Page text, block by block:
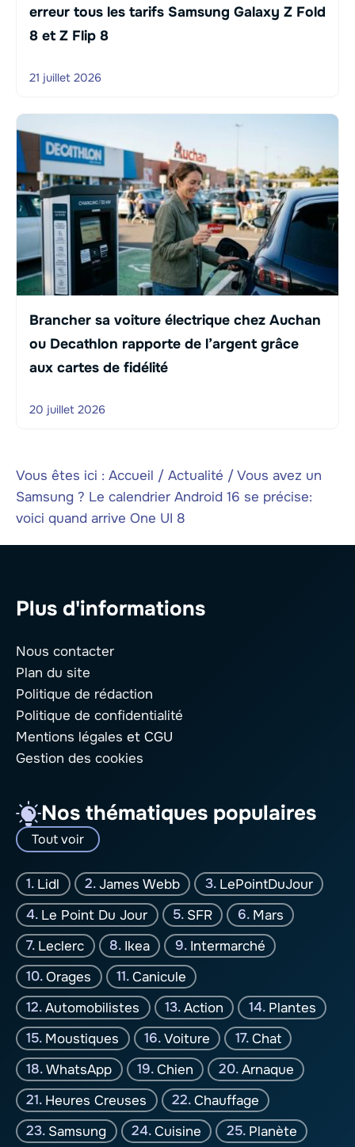
erreur tous les tarifs Samsung Galaxy Z Fold
8 et Z Flip 8
21 juillet 2026
Brancher sa voiture électrique chez Auchan
ou Decathlon rapporte de l’argent grâce
aux cartes de fidélité
20 juillet 2026
Vous êtes ici : Accueil / Actualité / Vous avez un
Samsung ? Le calendrier Android 16 se précise:
voici quand arrive One UI 8
Plus d'informations
Nous contacter
Plan du site
Politique de rédaction
Politique de confidentialité
Mentions légales et CGU
Gestion des cookies
Nos thématiques populaires
Tout voir
Lidl James Webb
LePointDuJour
Le Point Du Jour
SFR
Mars
Leclerc
Ikea
Intermarché
Orages
Canicule
Automobilistes
Action
Plantes
Moustiques
Voiture
Chat
WhatsApp
Chien
Arnaque
Heures Creuses
Chauffage
Samsung
Cuisine Planète